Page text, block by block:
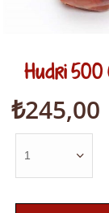
Hudri 500
₺245,00